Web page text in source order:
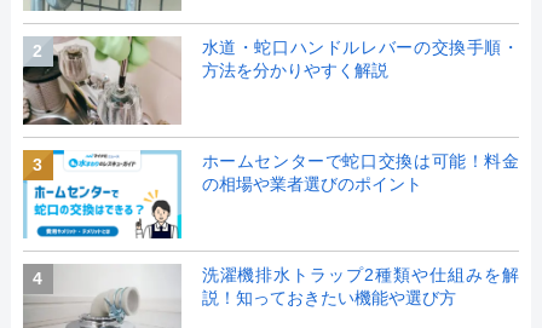
2
水道・蛇口ハンドルレバーの交換手順・
方法を分かりやすく解説
3
ホームセンターで蛇口交換は可能！料金
の相場や業者選びのポイント
4
洗濯機排水トラップ2種類や仕組みを解
説！知っておきたい機能や選び方